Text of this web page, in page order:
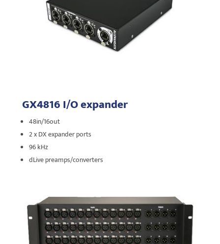
GX4816 I/O expander
48in/16out
2 x DX expander ports
96 kHz
dLive preamps/converters